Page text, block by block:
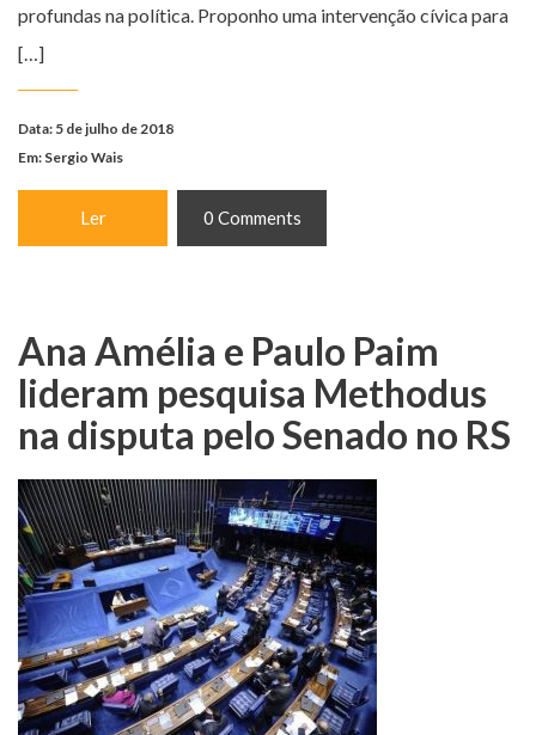
profundas na política. Proponho uma intervenção cívica para
[…]
Data: 5 de julho de 2018
Em: Sergio Wais
Ler 0 Comments
Ana Amélia e Paulo Paim
lideram pesquisa Methodus
na disputa pelo Senado no RS